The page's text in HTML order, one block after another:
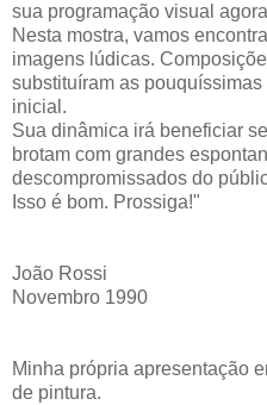
sua programação visual
Nesta mostra, vamos
imagens lúdicas.
substituíram as
inicial.
Sua dinâmica irá beneficiar
brotam com grandes
descompromissados do
Isso é bom. Prossiga!"
João Rossi
Novembro 1990
Minha própria apresentação
de pintura.